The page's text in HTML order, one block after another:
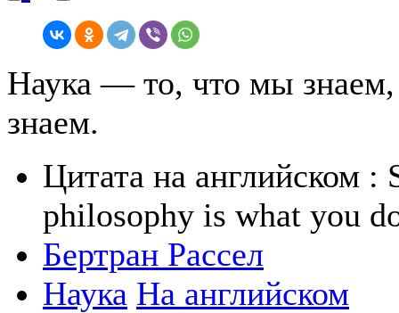
Наука — то, что мы
знаем.
Цитата на английском :
philosophy is what you
Бертран Рассел
Наука На английском